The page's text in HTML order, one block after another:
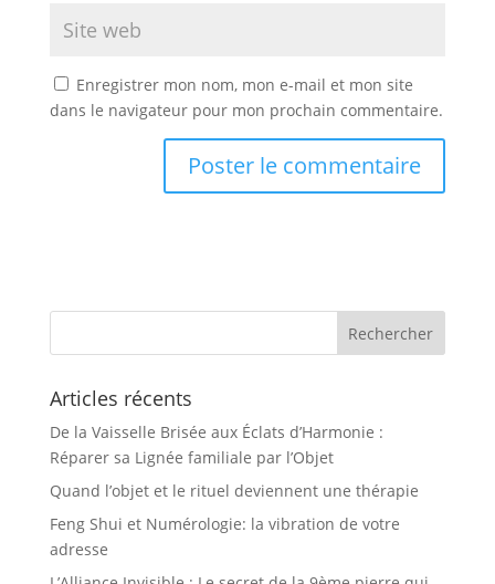
Enregistrer mon nom, mon e-mail et mon site
dans le navigateur pour mon prochain commentaire.
Articles récents
De la Vaisselle Brisée aux Éclats d’Harmonie :
Réparer sa Lignée familiale par l’Objet
Quand l’objet et le rituel deviennent une thérapie
Feng Shui et Numérologie: la vibration de votre
adresse